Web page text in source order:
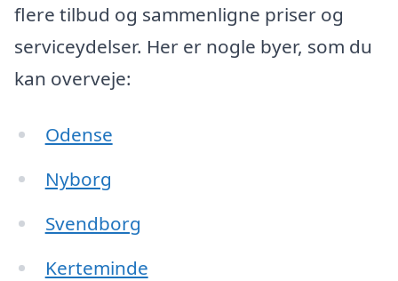
flere tilbud og sammenligne priser og
serviceydelser. Her er nogle byer, som du
kan overveje:
Odense
Nyborg
Svendborg
Kerteminde